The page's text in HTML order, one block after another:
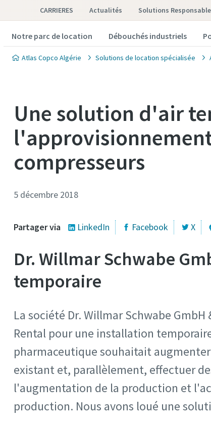
CARRIERES Actualités Solutions
Notre parc de location Débouchés industriels
Atlas Copco Algérie Solutions de location spécialisée
Une solution d'air
compresseurs
5 décembre 2018
Partager via LinkedIn Facebook X
Dr. Willmar Schwabe
temporaire
La société Dr. Willmar Schwabe
Rental pour une installation
pharmaceutique souhaitait
existant et, parallèlement, effectuer
l'augmentation de la production et
production. Nous avons loué une